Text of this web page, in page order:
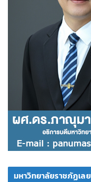
มหาวิทยาลัยราชภัฏเลย